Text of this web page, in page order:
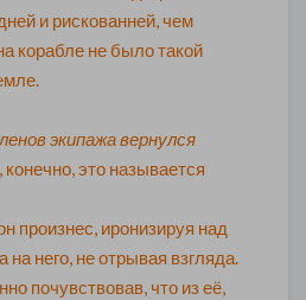
и рискованней, чем
корабле не было такой
экипажа вернулся
конечно, это называется
произнес, иронизируя над
него, не отрывая взгляда.
почувствовав, что из её,